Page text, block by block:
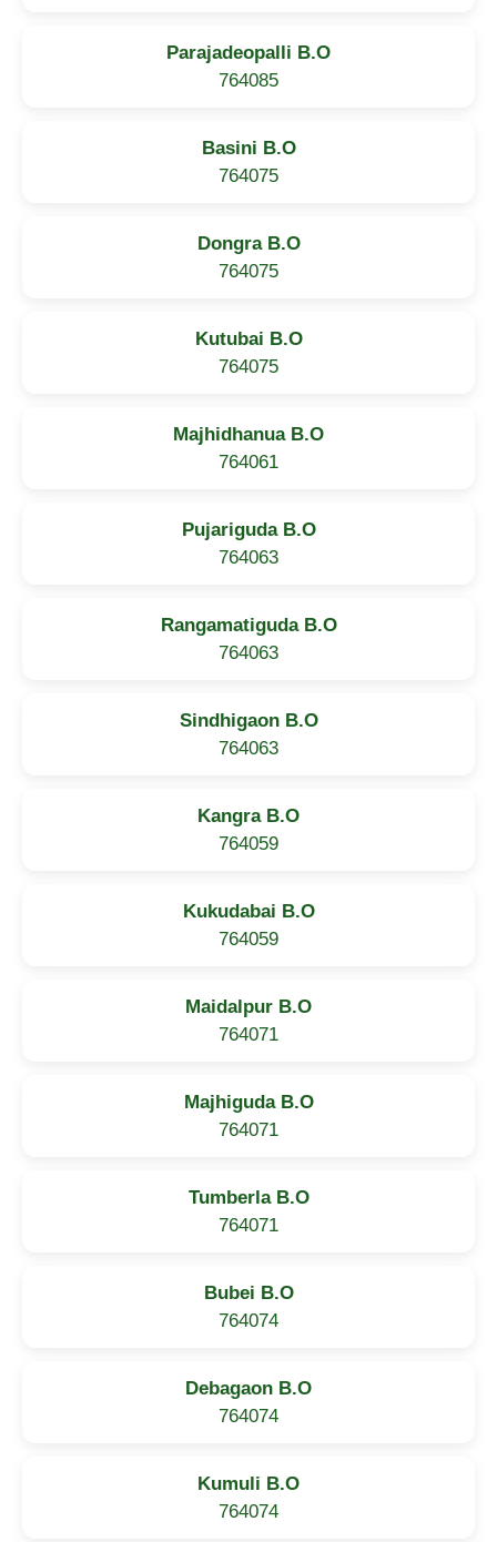
Parajadeopalli B.O
764085
Basini B.O
764075
Dongra B.O
764075
Kutubai B.O
764075
Majhidhanua B.O
764061
Pujariguda B.O
764063
Rangamatiguda B.O
764063
Sindhigaon B.O
764063
Kangra B.O
764059
Kukudabai B.O
764059
Maidalpur B.O
764071
Majhiguda B.O
764071
Tumberla B.O
764071
Bubei B.O
764074
Debagaon B.O
764074
Kumuli B.O
764074